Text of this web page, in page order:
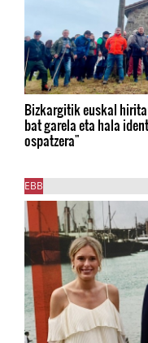
Bizkargitik euskal
bat garela eta hala
ospatzera"
EBB